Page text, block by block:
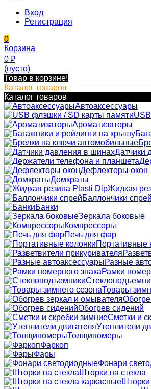
Вход
Регистрация
0
Корзина
0 ₽
(пусто)
Товар в корзине!
Каталог товаров
Каталог товаров
Автоаксессуары
Ароматизаторы
Датчики
Дефлекторы окон
Домкраты
Жидкая
Баллончики спрей
Банки
Зеркала боковые
Компрессоры
Печь для фар
Портативные
Разные
Рамки
Товары
Обогрев сидений
Сметки и
Утеплители
Толщиномеры
Фаркоп
Фары
Фонари
Шторки на стекла